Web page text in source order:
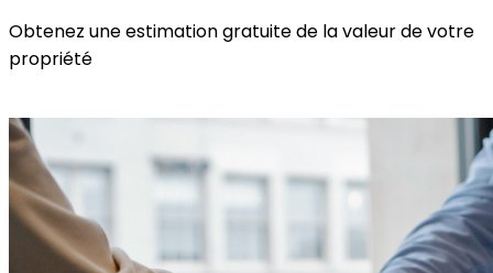
Obtenez une estimation gratuite de la valeur de votre
propriété